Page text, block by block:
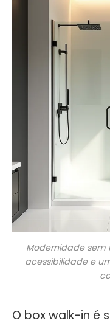
Modernidade sem
acessibilidade e
O box walk-in é